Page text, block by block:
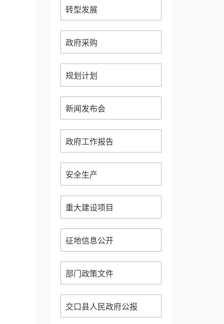
转型发展
政府采购
规划计划
新闻发布会
政府工作报告
安全生产
重大建设项目
征地信息公开
部门政策文件
交口县人民政府公报